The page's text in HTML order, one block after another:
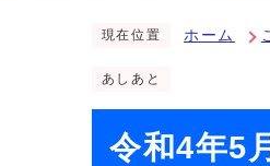
現在位置 ホーム
あしあと
令和4年5